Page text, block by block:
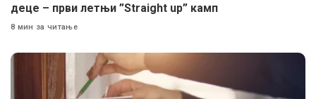
деце – први летњи ”Straight up” камп
8 мин за читање